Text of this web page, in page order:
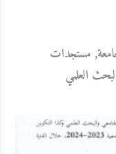
, مستجدات
العلمي